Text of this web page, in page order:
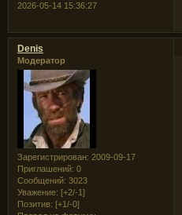
2026-05-14 15:36:27
Denis
Модератор
Зарегистрирован: 2009-09-17
Приглашений: 0
Сообщений: 3023
Уважение: [+2/-1]
Позитив: [+1/-0]